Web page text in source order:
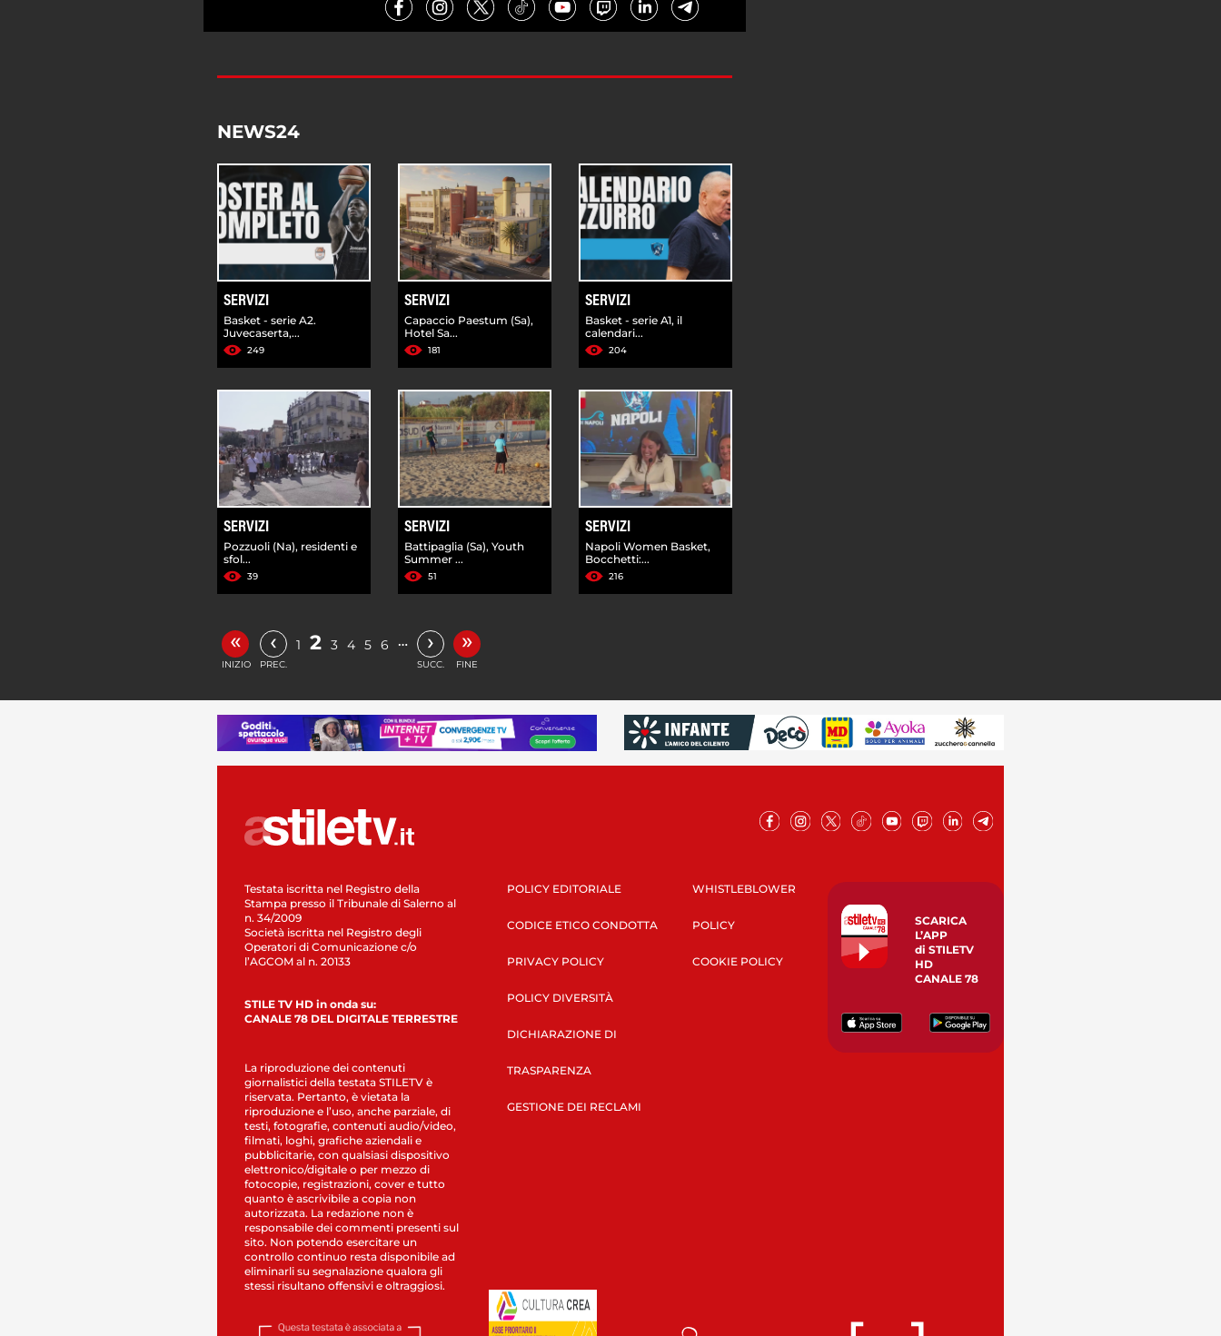
NEWS24
SERVIZI
Basket - serie A2.
Juvecaserta,...
249
SERVIZI
Capaccio Paestum (Sa),
Hotel Sa...
181
SERVIZI
Basket - serie A1, il
calendari...
204
SERVIZI
Pozzuoli (Na), residenti e
sfol...
39
SERVIZI
Battipaglia (Sa), Youth
Summer ...
51
SERVIZI
Napoli Women Basket,
Bocchetti:...
216
«
INIZIO
‹
PREC.
1 2 3 4 5 6 … ›
SUCC.
»
FINE
Testata iscritta nel Registro della
Stampa presso il Tribunale di Salerno al
n. 34/2009
Società iscritta nel Registro degli
Operatori di Comunicazione c/o
l’AGCOM al n. 20133
STILE TV HD in onda su:
CANALE 78 DEL DIGITALE TERRESTRE
La riproduzione dei contenuti
giornalistici della testata STILETV è
riservata. Pertanto, è vietata la
riproduzione e l’uso, anche parziale, di
testi, fotografie, contenuti audio/video,
filmati, loghi, grafiche aziendali e
pubblicitarie, con qualsiasi dispositivo
elettronico/digitale o per mezzo di
fotocopie, registrazioni, cover e tutto
quanto è ascrivibile a copia non
autorizzata. La redazione non è
responsabile dei commenti presenti sul
sito. Non potendo esercitare un
controllo continuo resta disponibile ad
eliminarli su segnalazione qualora gli
stessi risultano offensivi e oltraggiosi.
POLICY EDITORIALE
CODICE ETICO CONDOTTA
PRIVACY POLICY
POLICY DIVERSITÀ
DICHIARAZIONE DI
TRASPARENZA
GESTIONE DEI RECLAMI
WHISTLEBLOWER
POLICY
COOKIE POLICY
SCARICA
L’APP
di STILETV
HD
CANALE 78